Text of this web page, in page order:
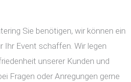
Sie benötigen, wir können ein
Ihr Event schaffen. Wir legen
unserer Kunden und
Fragen oder Anregungen gerne